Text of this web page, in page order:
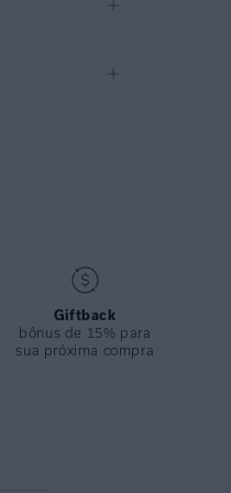
Giftback
bônus de 15% para
sua próxima compra